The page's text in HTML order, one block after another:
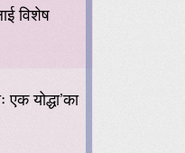
विशेष
योद्धा’का